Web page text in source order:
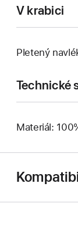
V krabici
Pletený
Technické
Materiál: